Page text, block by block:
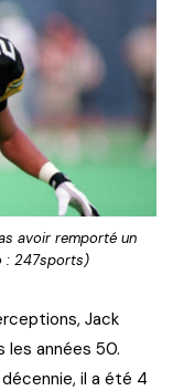
avoir remporté un
: 247sports)
Jack
les années 50.
il a été 4